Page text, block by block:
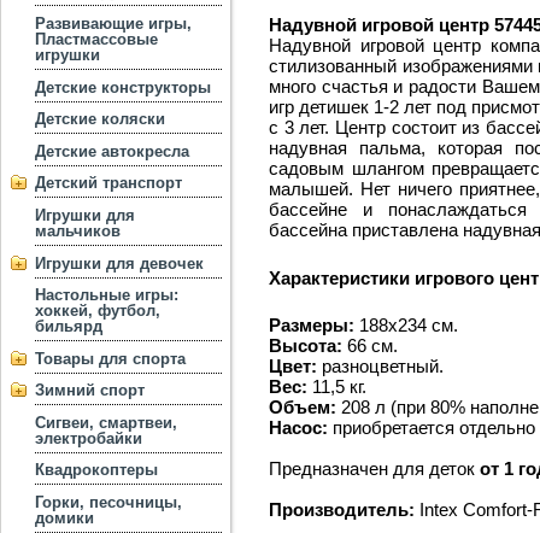
Развивающие игры,
Пластмассовые
игрушки
Детские конструкторы
Детские коляски
Детские автокресла
Детский транспорт
Игрушки для
мальчиков
Игрушки для девочек
Настольные игры:
хоккей, футбол,
бильярд
Товары для спорта
Зимний спорт
Сигвеи, смартвеи,
электробайки
Квадрокоптеры
Горки, песочницы,
домики
Надувной игровой центр
Надувной игровой центр
стилизованный
много счастья и радости
игр детишек 1-2 лет под
с 3 лет. Центр состоит из
надувная пальма, которая
садовым шлангом
малышей. Нет ничего
бассейне и
бассейна приставлена
Характеристики игрового
Размеры: 188х234 см.
Высота: 66 см.
Цвет: разноцветный.
Вес: 11,5 кг.
Объем: 208 л (при 80%
Насос: приобретается отдельно
Предназначен для деток от 1
Производитель: Intex Comfort-